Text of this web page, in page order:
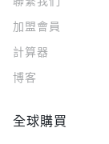
加盟會員
計算器
博客
全球購買